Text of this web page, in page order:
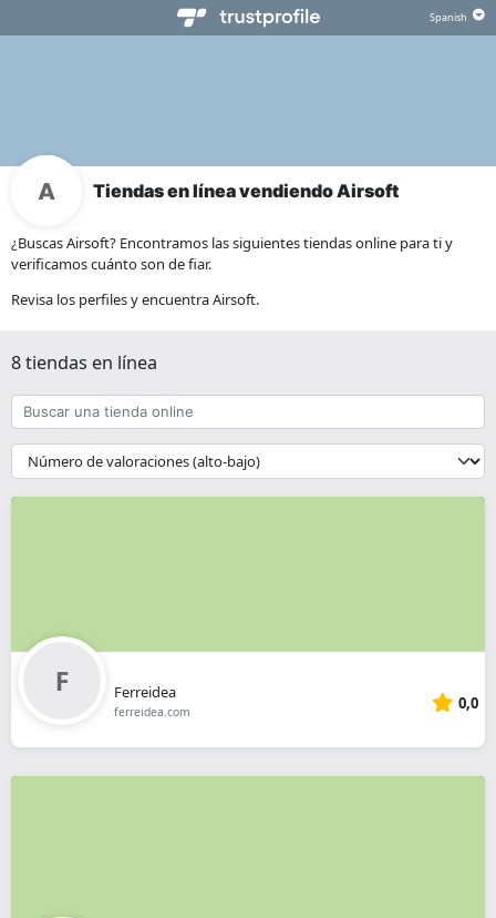
Tiendas en línea vendiendo Airsoft
¿Buscas Airsoft? Encontramos las siguientes tiendas online para ti y
verificamos cuánto son de fiar.
Revisa los perfiles y encuentra Airsoft.
8 tiendas en línea
Buscar
una
tienda
online
{{
__('Sort')
}}
Ferreidea
ferreidea.com 0,0